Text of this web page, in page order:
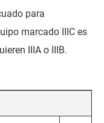
para
marcado IIIC es
IIIA o IIIB.